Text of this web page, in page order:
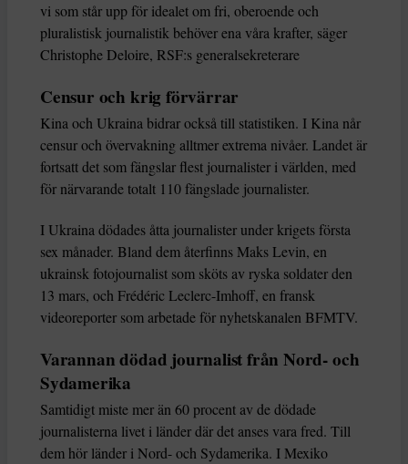
vi som står upp för idealet om fri, oberoende och
pluralistisk journalistik behöver ena våra krafter, säger
Christophe Deloire, RSF:s generalsekreterare
Censur och krig förvärrar
Kina och Ukraina bidrar också till statistiken. I Kina når
censur och övervakning alltmer extrema nivåer. Landet är
fortsatt det som fängslar flest journalister i världen, med
för närvarande totalt 110 fängslade journalister.
I Ukraina dödades åtta journalister under krigets första
sex månader. Bland dem återfinns Maks Levin, en
ukrainsk fotojournalist som sköts av ryska soldater den
13 mars, och Frédéric Leclerc-Imhoff, en fransk
videoreporter som arbetade för nyhetskanalen BFMTV.
Varannan dödad journalist från Nord- och
Sydamerika
Samtidigt miste mer än 60 procent av de dödade
journalisterna livet i länder där det anses vara fred. Till
dem hör länder i Nord- och Sydamerika. I Mexiko